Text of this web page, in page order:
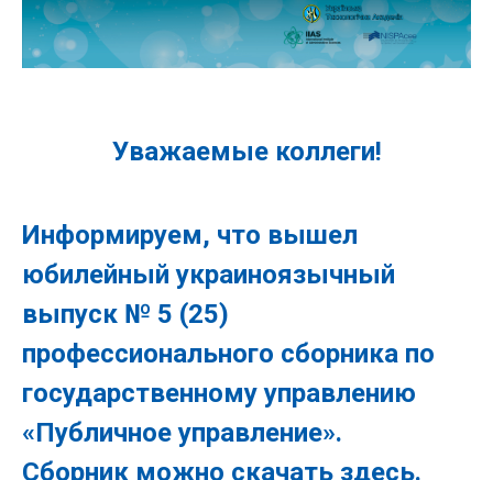
Уважаемые коллеги!
Информируем, что вышел
юбилейный украиноязычный
выпуск № 5 (25)
профессионального сборника по
государственному управлению
«Публичное управление».
Сборник можно скачать здесь.